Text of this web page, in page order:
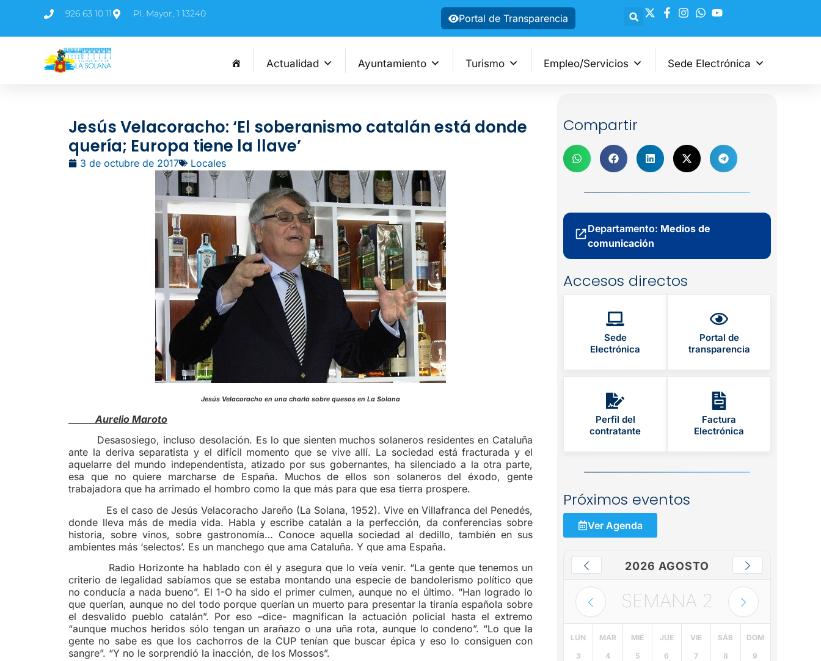
926 63 10 11 Pl. Mayor, 1 13240 Portal de Transparencia
Actualidad Ayuntamiento Turismo Empleo/Servicios Sede Electrónica
Jesús Velacoracho: ‘El soberanismo catalán está donde
quería; Europa tiene la llave’
3 de octubre de 2017 Locales
Jesús Velacoracho en una charla sobre quesos en La Solana
Aurelio Maroto
Desasosiego, incluso desolación. Es lo que sienten muchos solaneros residentes en Cataluña
ante la deriva separatista y el difícil momento que se vive allí. La sociedad está fracturada y el
aquelarre del mundo independentista, atizado por sus gobernantes, ha silenciado a la otra parte,
esa que no quiere marcharse de España. Muchos de ellos son solaneros del éxodo, gente
trabajadora que ha arrimado el hombro como la que más para que esa tierra prospere.
Es el caso de Jesús Velacoracho Jareño (La Solana, 1952). Vive en Villafranca del Penedés,
donde lleva más de media vida. Habla y escribe catalán a la perfección, da conferencias sobre
historia, sobre vinos, sobre gastronomía… Conoce aquella sociedad al dedillo, también en sus
ambientes más ‘selectos’. Es un manchego que ama Cataluña. Y que ama España.
Radio Horizonte ha hablado con él y asegura que lo veía venir. “La gente que tenemos un
criterio de legalidad sabíamos que se estaba montando una especie de bandolerismo político que
no conducía a nada bueno”. El 1-O ha sido el primer culmen, aunque no el último. “Han logrado lo
que querían, aunque no del todo porque querían un muerto para presentar la tiranía española sobre
el desvalido pueblo catalán”. Por eso –dice- magnifican la actuación policial hasta el extremo
“aunque muchos heridos sólo tengan un arañazo o una uña rota, aunque lo condeno”. “Lo que la
gente no sabe es que los cachorros de la CUP tenían que buscar épica y eso lo consiguen con
sangre”. “Y no le sorprendió la inacción, de los Mossos”.
Compartir
Departamento: Medios de
comunicación
Accesos directos
Sede
Electrónica
Portal de
transparencia
Perfil del
contratante
Factura
Electrónica
Próximos eventos
Ver Agenda
2026 AGOSTO
SEMANA 2
LUN
3
MAR
4
MIÉ
5
JUE
6
VIE
7
SÁB
8
DOM
9